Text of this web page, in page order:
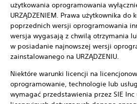
użytkowania oprogramowania
URZĄDZENIEM. Prawa użytkownika do
poprzednich wersji oprogramowania
wersja wygasają z chwilą otrzymania
w posiadanie najnowszej wersji
zainstalowanego na URZĄDZENIU.
Niektóre warunki licencji na
oprogramowanie, technologie lub
wymagać przedstawienia przez SIE